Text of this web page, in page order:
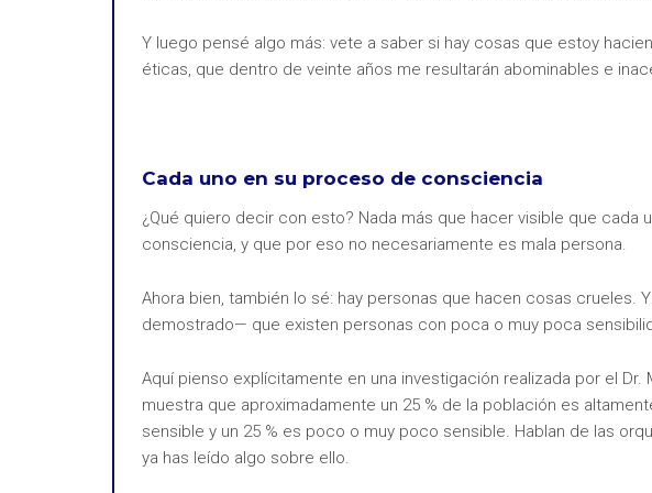
Y luego pensé algo más: vete a saber si hay cosas que estoy
éticas, que dentro de veinte años me resultarán abominables e
Cada uno en su proceso de consciencia
¿Qué quiero decir con esto? Nada más que hacer visible que cada
consciencia, y que por eso no necesariamente es mala persona.
Ahora bien, también lo sé: hay personas que hacen cosas crueles.
demostrado— que existen personas con poca o muy poca
Aquí pienso explícitamente en una investigación realizada por el Dr.
muestra que aproximadamente un 25 % de la población es
sensible y un 25 % es poco o muy poco sensible. Hablan de las
ya has leído algo sobre ello.